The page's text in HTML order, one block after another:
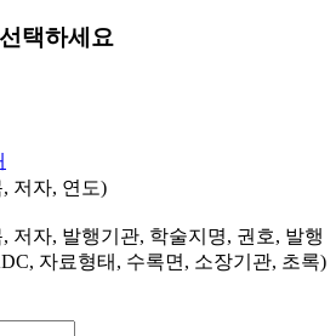
택하세요
저자, 연도)
저자, 발행기관, 학술지명, 권호, 발행
자료형태, 수록면, 소장기관, 초록)